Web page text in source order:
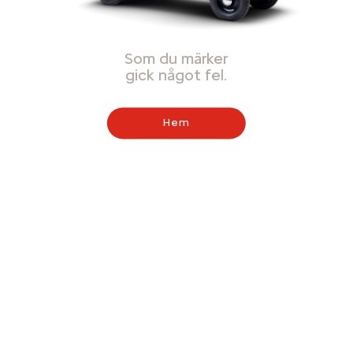
Som du märker
gick något fel.
Hem